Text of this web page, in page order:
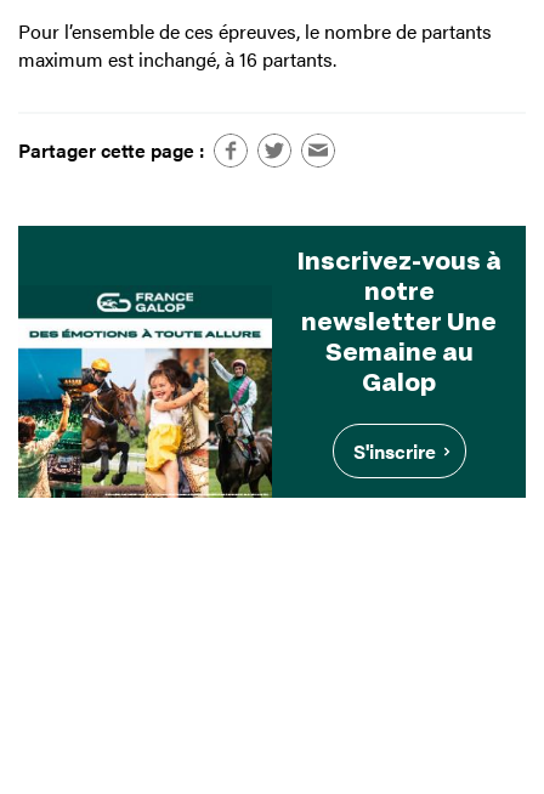
Pour l’ensemble de ces épreuves, le nombre de partants
maximum est inchangé, à 16 partants.
Partager cette page :
Inscrivez-vous à
notre
newsletter Une
Semaine au
Galop
S'inscrire